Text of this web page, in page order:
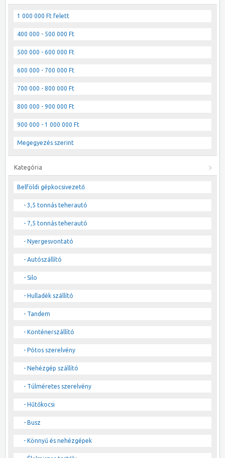
1 000 000 Ft felett
400 000 - 500 000 Ft
500 000 - 600 000 Ft
600 000 - 700 000 Ft
700 000 - 800 000 Ft
800 000 - 900 000 Ft
900 000 - 1 000 000 Ft
Megegyezés szerint
Kategória
Belföldi gépkocsivezető
- 3,5 tonnás teherautó
- 7,5 tonnás teherautó
- Nyergesvontató
- Autószállító
- Silo
- Hulladék szállító
- Tandem
- Konténerszállító
- Pótos szerelvény
- Nehézgép szállító
- Túlméretes szerelvény
- Hűtőkocsi
- Busz
- Könnyű és nehézgépek